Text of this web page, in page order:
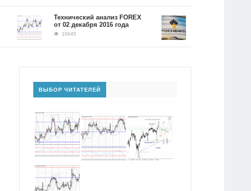
​Технический анализ FOREX
от 02 декабря 2016 года
10045
Долг «Роснефти»
5,2 триллиона
ВЫБОР ЧИТАТЕЛЕЙ